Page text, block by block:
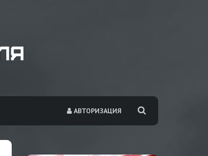
АВТОРИЗАЦИЯ